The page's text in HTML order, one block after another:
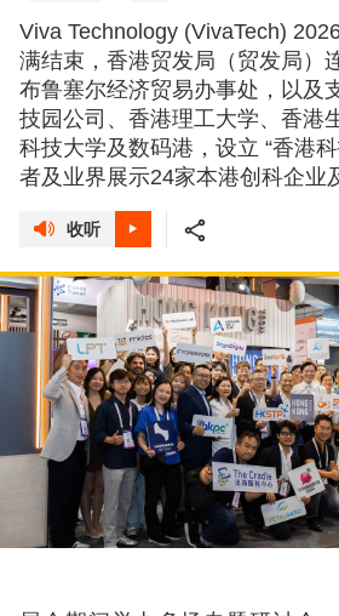
Viva Technology (VivaTech)
满结束，香港贸发局（贸发局）
布鲁塞尔经济贸易办事处，以及
技园公司、香港理工大学、香港
科技大学及数码港，设立 “香港
者及业界展示24家本港创科企业
收听